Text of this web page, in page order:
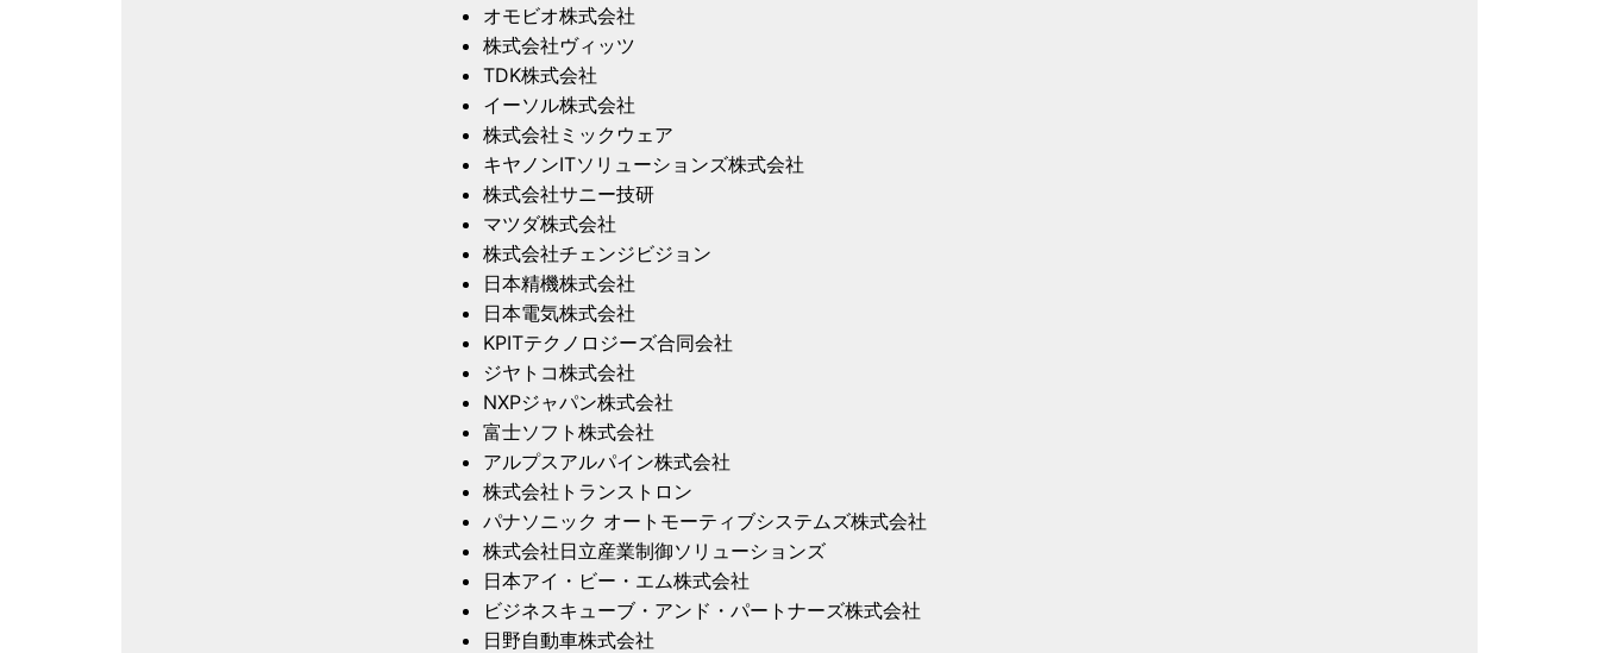
オモビオ株式会社
株式会社ヴィッツ
TDK株式会社
イーソル株式会社
株式会社ミックウェア
キヤノンITソリューションズ株式会社
株式会社サニー技研
マツダ株式会社
株式会社チェンジビジョン
日本精機株式会社
日本電気株式会社
KPITテクノロジーズ合同会社
ジヤトコ株式会社
NXPジャパン株式会社
富士ソフト株式会社
アルプスアルパイン株式会社
株式会社トランストロン
パナソニック オートモーティブシステムズ株式会社
株式会社日立産業制御ソリューションズ
日本アイ・ビー・エム株式会社
ビジネスキューブ・アンド・パートナーズ株式会社
日野自動車株式会社